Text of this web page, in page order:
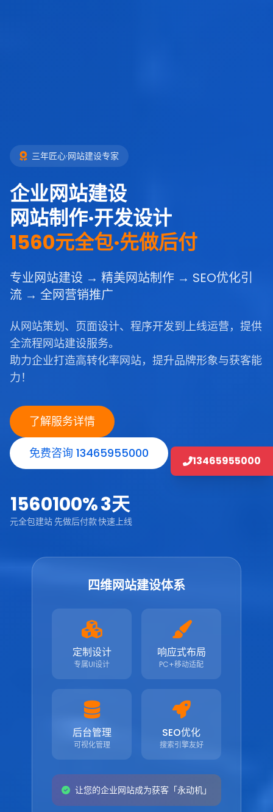
三年匠心·网站建设专家
企业网站建设
网站制作·开发设计
1560元全包·先做后付
专业网站建设 → 精美网站制作 → SEO优化引
流 → 全网营销推广
从网站策划、页面设计、程序开发到上线运营，提供
全流程网站建设服务。
助力企业打造高转化率网站，提升品牌形象与获客能
力！
了解服务详情
免费咨询 13465955000
1560
元全包建站
100%
先做后付款
3天
快速上线
四维网站建设体系
定制设计
专属UI设计
响应式布局
PC+移动适配
后台管理
可视化管理
SEO优化
搜索引擎友好
让您的企业网站成为获客「永动机」
13465955000